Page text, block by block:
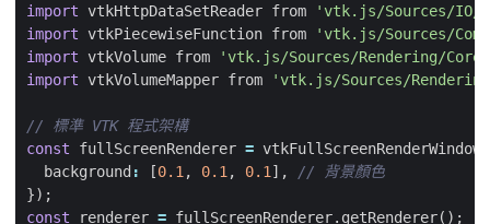
import vtkHttpDataSetReader from
'vtk.js/Sources/IO/
import vtkPiecewiseFunction from
'vtk.js/Sources/
import vtkVolume from
'vtk.js/Sources/Rendering/Core/
import vtkVolumeMapper from 'vtk.js/Sources/
const
fullScreenRenderer = vtkFullScreenRenderWindow
background : [0.1 , 0.1 , 0.1 ],
});
const
renderer = fullScreenRenderer. getRenderer();